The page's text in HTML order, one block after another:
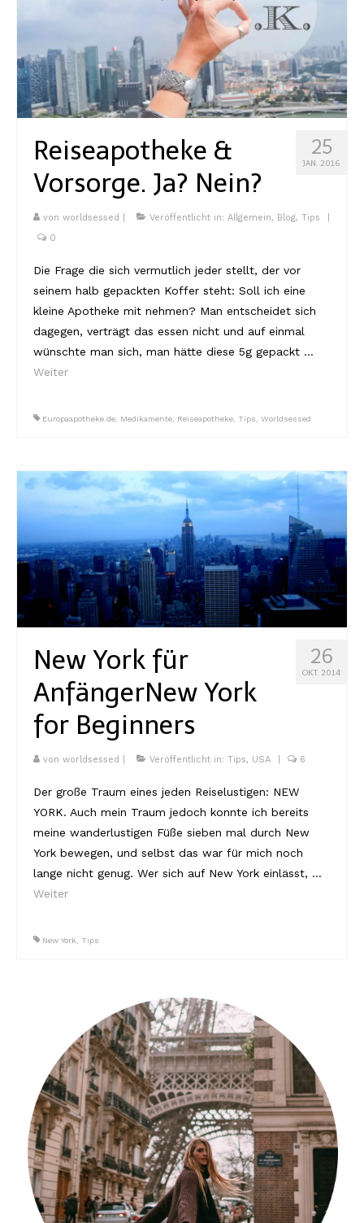
25
JAN. 2016
Reiseapotheke &
Vorsorge. Ja? Nein?
von worldsessed Veröffentlicht in: Allgemein, Blog, Tips
0
Die Frage die sich vermutlich jeder stellt, der vor
seinem halb gepackten Koffer steht: Soll ich eine
kleine Apotheke mit nehmen? Man entscheidet sich
dagegen, verträgt das essen nicht und auf einmal
wünschte man sich, man hätte diese 5g gepackt …
Weiter
Europaapotheke.de, Medikamente, Reiseapotheke, Tips, Worldsessed
26
OKT. 2014
New York für
AnfängerNew York
for Beginners
von worldsessed Veröffentlicht in: Tips, USA 6
Der große Traum eines jeden Reiselustigen: NEW
YORK. Auch mein Traum jedoch konnte ich bereits
meine wanderlustigen Füße sieben mal durch New
York bewegen, und selbst das war für mich noch
lange nicht genug. Wer sich auf New York einlässt, …
Weiter
New York, Tips